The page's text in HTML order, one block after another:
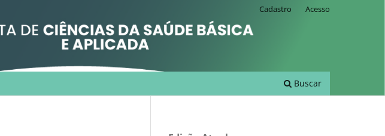
Buscar
Cadastro Acesso